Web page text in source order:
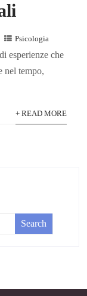
Psicologia
esperienze che
nel tempo,
+ READ MORE